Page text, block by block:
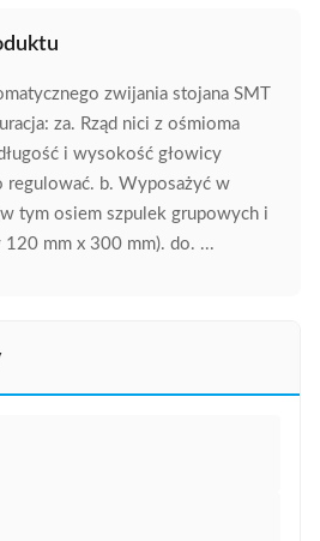
zwijania stojana SMT
za. Rząd nici z ośmioma
i wysokość głowicy
regulować. b. Wyposażyć w
tym osiem szpulek grupowych i
mm x 300 mm). do. ...